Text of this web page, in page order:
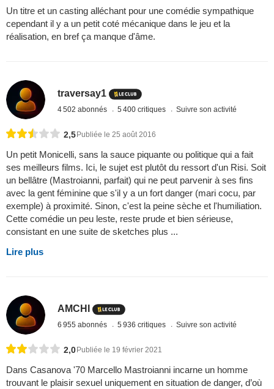
Un titre et un casting alléchant pour une comédie sympathique
cependant il y a un petit coté mécanique dans le jeu et la
réalisation, en bref ça manque d'âme.
traversay1
4 502 abonnés 5 400 critiques Suivre son activité
2,5Publiée le 25 août 2016
Un petit Monicelli, sans la sauce piquante ou politique qui a fait
ses meilleurs films. Ici, le sujet est plutôt du ressort d'un Risi. Soit
un bellâtre (Mastroianni, parfait) qui ne peut parvenir à ses fins
avec la gent féminine que s'il y a un fort danger (mari cocu, par
exemple) à proximité. Sinon, c'est la peine sèche et l'humiliation.
Cette comédie un peu leste, reste prude et bien sérieuse,
consistant en une suite de sketches plus ...
Lire plus
AMCHI
6 955 abonnés 5 936 critiques Suivre son activité
2,0 Publiée le 19 février 2021
Dans Casanova '70 Marcello Mastroianni incarne un homme
trouvant le plaisir sexuel uniquement en situation de danger, d’où